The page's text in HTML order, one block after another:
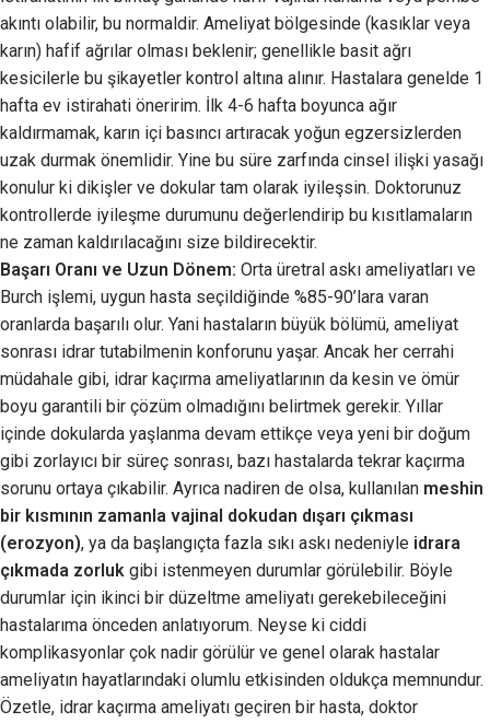
akıntı olabilir, bu normaldir. Ameliyat bölgesinde (kasıklar veya
karın) hafif ağrılar olması beklenir; genellikle basit ağrı
kesicilerle bu şikayetler kontrol altına alınır. Hastalara genelde 1
hafta ev istirahati öneririm. İlk 4-6 hafta boyunca ağır
kaldırmamak, karın içi basıncı artıracak yoğun egzersizlerden
uzak durmak önemlidir. Yine bu süre zarfında cinsel ilişki yasağı
konulur ki dikişler ve dokular tam olarak iyileşsin. Doktorunuz
kontrollerde iyileşme durumunu değerlendirip bu kısıtlamaların
ne zaman kaldırılacağını size bildirecektir.
Başarı Oranı ve Uzun Dönem: Orta üretral askı ameliyatları ve
Burch işlemi, uygun hasta seçildiğinde %85-90’lara varan
oranlarda başarılı olur. Yani hastaların büyük bölümü, ameliyat
sonrası idrar tutabilmenin konforunu yaşar. Ancak her cerrahi
müdahale gibi, idrar kaçırma ameliyatlarının da kesin ve ömür
boyu garantili bir çözüm olmadığını belirtmek gerekir. Yıllar
içinde dokularda yaşlanma devam ettikçe veya yeni bir doğum
gibi zorlayıcı bir süreç sonrası, bazı hastalarda tekrar kaçırma
sorunu ortaya çıkabilir. Ayrıca nadiren de olsa, kullanılan meshin
bir kısmının zamanla vajinal dokudan dışarı çıkması
(erozyon), ya da başlangıçta fazla sıkı askı nedeniyle idrara
çıkmada zorluk gibi istenmeyen durumlar görülebilir. Böyle
durumlar için ikinci bir düzeltme ameliyatı gerekebileceğini
hastalarıma önceden anlatıyorum. Neyse ki ciddi
komplikasyonlar çok nadir görülür ve genel olarak hastalar
ameliyatın hayatlarındaki olumlu etkisinden oldukça memnundur.
Özetle, idrar kaçırma ameliyatı geçiren bir hasta, doktor